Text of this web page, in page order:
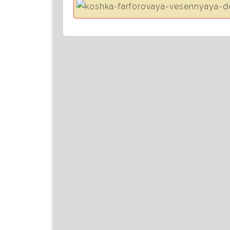
Весёлые Кружки, Чашки Ольга
Кошка фарфоровая